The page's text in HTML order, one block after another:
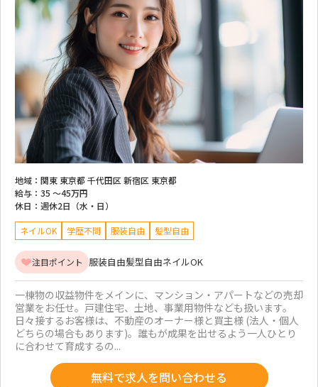
地域： 関東 東京都 千代田区 新宿区 東京都
給与： 35 ～45万円
休日： 週休2日（水・日）
ネイルOK 学歴不問 服装自由 髪型自由
注目ポイント 服装自由髪型自由ネイルOK
一棟物の収益物件をメインに、マンション・アパートなどの売却
営業をお任せ。戸建住宅、土地、事業用物件なども扱います。
日々接するお客様は、不動産のオーナー様と買主様 (法人・個人
どちらの場合もあります)。誰もが成果を出せるよう一人ひとり
に合わせて育成するの...
無料で求人を問い合わせる